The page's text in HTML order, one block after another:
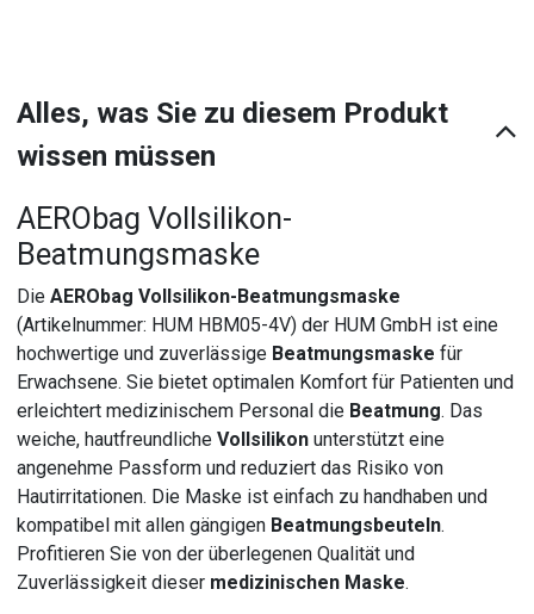
Alles, was Sie zu diesem Produkt
wissen müssen
AERObag Vollsilikon-
Beatmungsmaske
DieAERObag Vollsilikon-Beatmungsmaske
(Artikelnummer: HUM HBM05-4V) der HUM GmbH ist eine
hochwertige und zuverlässige Beatmungsmaske für
Erwachsene. Sie bietet optimalen Komfort für Patienten und
erleichtert medizinischem Personal die Beatmung. Das
weiche, hautfreundlicheVollsilikon unterstützt eine
angenehme Passform und reduziert das Risiko von
Hautirritationen. Die Maske ist einfach zu handhaben und
kompatibel mit allen gängigen Beatmungsbeuteln.
Profitieren Sie von der überlegenen Qualität und
Zuverlässigkeit dieser medizinischen Maske.